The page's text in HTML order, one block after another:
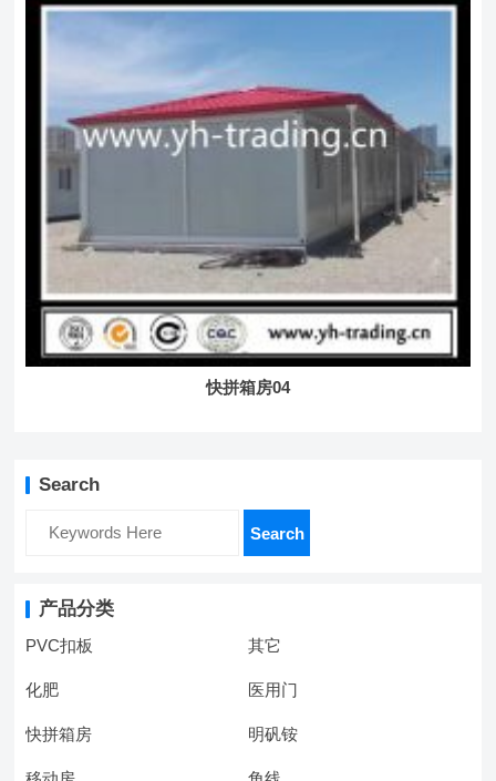
快拼箱房04
Search
Search
产品分类
PVC扣板 其它
化肥 医用门
快拼箱房 明矾铵